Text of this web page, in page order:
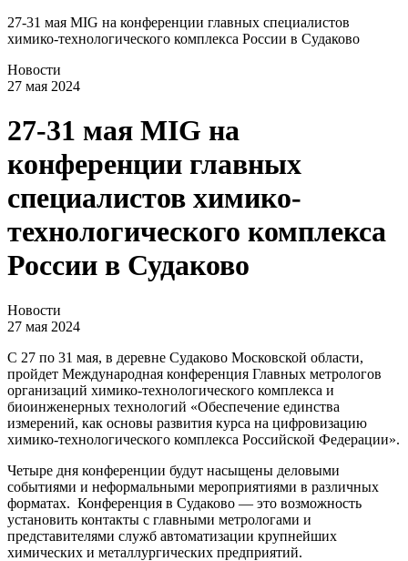
27-31 мая MIG на конференции главных специалистов
химико-технологического комплекса России в Судаково
Новости
27 мая 2024
27-31 мая MIG на
конференции главных
специалистов химико-
технологического комплекса
России в Судаково
Новости
27 мая 2024
С 27 по 31 мая, в деревне Судаково Московской области,
пройдет Международная конференция Главных метрологов
организаций химико-технологического комплекса и
биоинженерных технологий «Обеспечение единства
измерений, как основы развития курса на цифровизацию
химико-технологического комплекса Российской Федерации».
Четыре дня конференции будут насыщены деловыми
событиями и неформальными мероприятиями в различных
форматах. Конференция в Судаково — это возможность
установить контакты с главными метрологами и
представителями служб автоматизации крупнейших
химических и металлургических предприятий.